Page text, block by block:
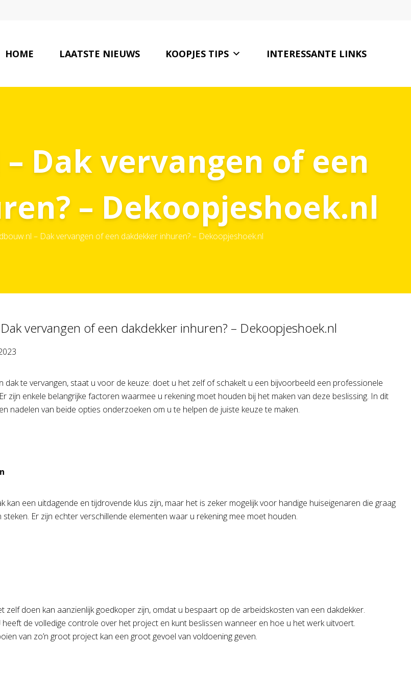
HOME LAATSTE NIEUWS KOOPJES TIPS INTERESSANTE LINKS
Dak vervangen of een
– Dekoopjeshoek.nl
– Dak vervangen of een dakdekker inhuren? – Dekoopjeshoek.nl
vervangen of een dakdekker inhuren? – Dekoopjeshoek.nl
dak te vervangen, staat u voor de keuze: doet u het zelf of schakelt u een bijvoorbeeld een professionele
zijn enkele belangrijke factoren waarmee u rekening moet houden bij het maken van deze beslissing. In dit
nadelen van beide opties onderzoeken om u te helpen de juiste keuze te maken.
kan een uitdagende en tijdrovende klus zijn, maar het is zeker mogelijk voor handige huiseigenaren die graag
Er zijn echter verschillende elementen waar u rekening mee moet houden.
zelf doen kan aanzienlijk goedkoper zijn, omdat u bespaart op de arbeidskosten van een dakdekker.
heeft de volledige controle over het project en kunt beslissen wanneer en hoe u het werk uitvoert.
van zo’n groot project kan een groot gevoel van voldoening geven.